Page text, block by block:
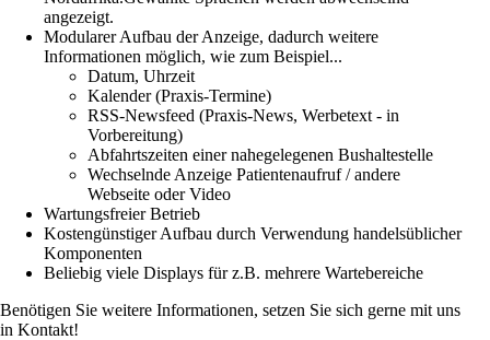
angezeigt.
Modularer Aufbau der Anzeige, dadurch weitere
Informationen möglich, wie zum Beispiel...
Datum, Uhrzeit
Kalender (Praxis-Termine)
RSS-Newsfeed (Praxis-News, Werbetext - in
Vorbereitung)
Abfahrtszeiten einer nahegelegenen Bushaltestelle
Wechselnde Anzeige Patientenaufruf / andere
Webseite oder Video
Wartungsfreier Betrieb
Kostengünstiger Aufbau durch Verwendung handelsüblicher
Komponenten
Beliebig viele Displays für z.B. mehrere Wartebereiche
Benötigen Sie weitere Informationen, setzen Sie sich gerne mit uns
in Kontakt!